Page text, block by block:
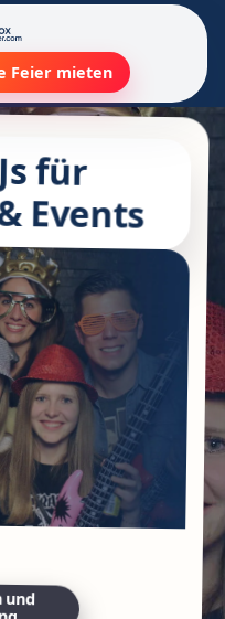
Feier mieten
für
Events
und